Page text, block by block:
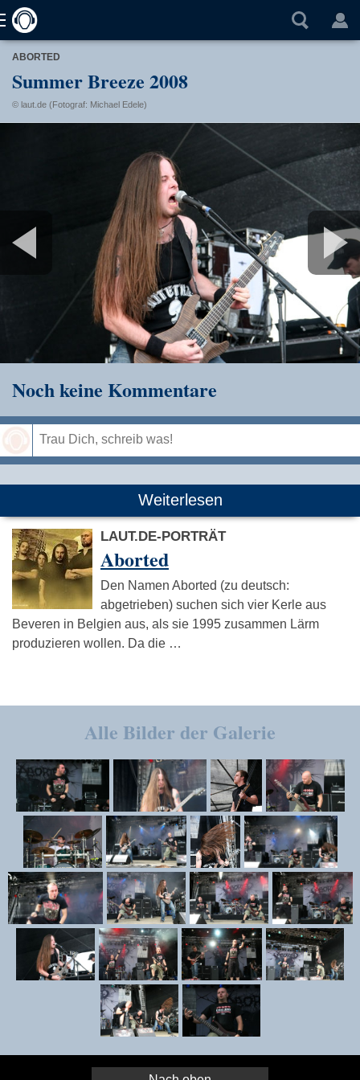
ABORTED
Summer Breeze 2008
© laut.de (Fotograf: Michael Edele)
Noch keine Kommentare
Weiterlesen
LAUT.DE-PORTRÄT
Aborted
Den Namen Aborted (zu deutsch:
abgetrieben) suchen sich vier Kerle aus
Beveren in Belgien aus, als sie 1995 zusammen Lärm
produzieren wollen. Da die …
Alle Bilder der Galerie